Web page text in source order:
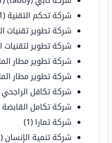
شركة تحكم التقنية (1)
شركة تطوير تقنيات
شركة تطوير لتقنيات
شركة تطوير مطار
شركة تطوير مطار
شركة تكافل الراجحي
شركة تكامل القابضة
شركة تمارا (1)
شركة تنمية الإنسان (1)